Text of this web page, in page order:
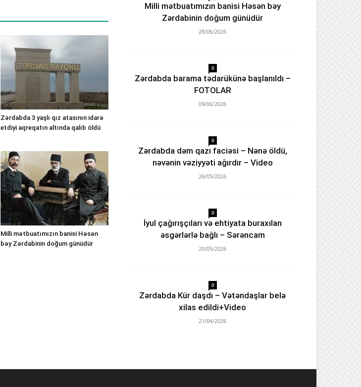
Zərdabda 3 yaşlı qız atasının idarə
etdiyi aqreqatın altında qalıb öldü
Milli mətbuatımızın banisi Həsən
bəy Zərdabinin doğum günüdür
Milli mətbuatımızın banisi Həsən bəy
Zərdabinin doğum günüdür
28/06/2026
0
Zərdabda barama tədarükünə başlanıldı –
FOTOLAR
09/06/2026
0
Zərdabda dəm qazı faciəsi – Nənə öldü,
nəvənin vəziyyəti ağırdır – Video
26/05/2026
0
İyul çağırışçıları və ehtiyata buraxılan
əsgərlərlə bağlı – Sərəncam
20/05/2026
0
Zərdabda Kür daşdı – Vətəndaşlar belə
xilas edildi+Video
21/04/2026